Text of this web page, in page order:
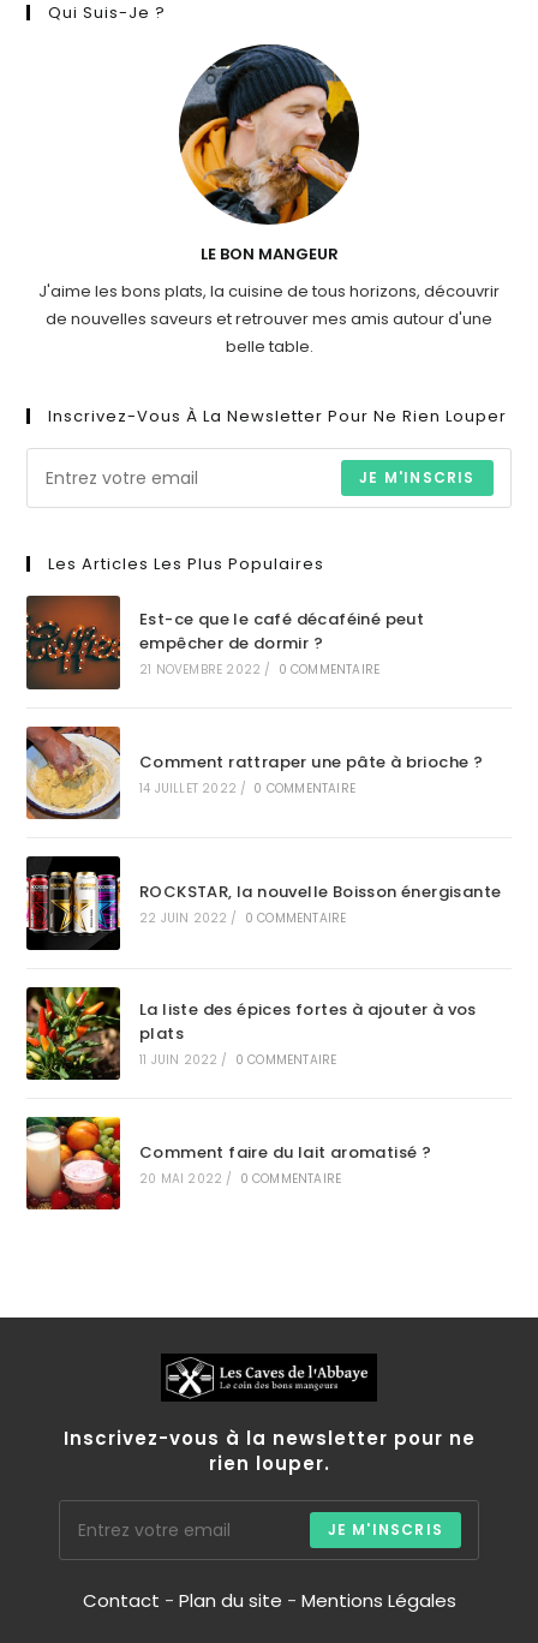
Qui Suis-Je ?
LE BON MANGEUR
J'aime les bons plats, la cuisine de tous horizons, découvrir
de nouvelles saveurs et retrouver mes amis autour d'une
belle table.
Inscrivez-Vous À La Newsletter Pour Ne Rien Louper
JE M'INSCRIS
Les Articles Les Plus Populaires
Est-ce que le café décaféiné peut
empêcher de dormir ?
21 NOVEMBRE 2022 / 0 COMMENTAIRE
Comment rattraper une pâte à brioche ?
14 JUILLET 2022 / 0 COMMENTAIRE
ROCKSTAR, la nouvelle Boisson énergisante
22 JUIN 2022 / 0 COMMENTAIRE
La liste des épices fortes à ajouter à vos
plats
11 JUIN 2022 / 0 COMMENTAIRE
Comment faire du lait aromatisé ?
20 MAI 2022 / 0 COMMENTAIRE
Inscrivez-vous à la newsletter pour ne
rien louper.
JE M'INSCRIS
Contact - Plan du site - Mentions Légales